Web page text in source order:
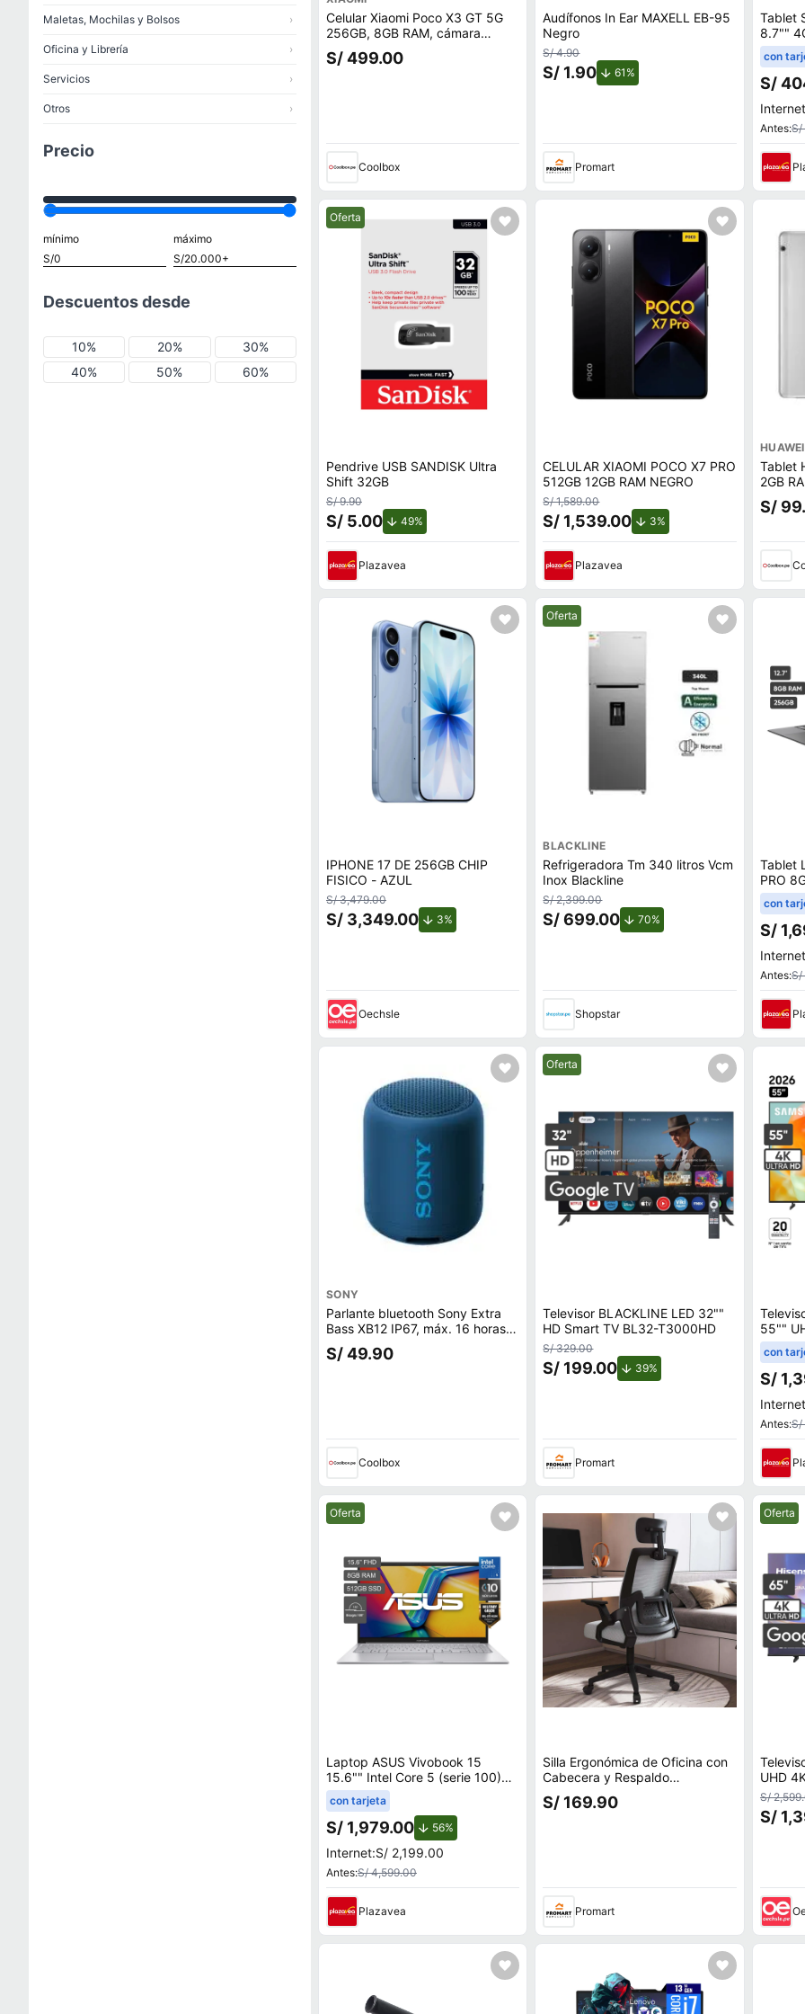
Maletas, Mochilas y Bolsos ›
Oficina y Librería ›
Servicios ›
Otros ›
Precio
mínimo máximo
Descuentos desde
10% 20%
30%
40%
50% 60%
Celular Xiaomi Poco X3 GT 5G
256GB, 8GB RAM, cámara
trasera 64MP y frontal 16MP,
6.6"", negro
S/ 499.00
Coolbox
Audífonos In Ear MAXELL EB-95
Negro
S/ 4.90
S/ 1.90 61%
Promart
Tablet
8.7""
con
S/
Antes:S/
Mejor precio.
Oferta
Pendrive USB SANDISK Ultra
Shift 32GB
S/ 9.90
S/ 5.00 49%de descuento.
Plazavea
CELULAR XIAOMI POCO X7 PRO
512GB 12GB RAM NEGRO
S/ 1,589.00
S/ 1,539.00 3%
Plazavea
HUAWEI
Tablet
2GB
S/
IPHONE 17 DE 256GB CHIP
FISICO - AZUL
S/ 3,479.00
S/ 3,349.00 3%de descuento.
Oechsle
Mejor precio.
Oferta
BLACKLINE
Refrigeradora Tm 340 litros Vcm
Inox Blackline
S/ 2,399.00
S/ 699.00 70%
Shopstar
Tablet
PRO
con
S/
Antes:S/
SONY
Parlante bluetooth Sony Extra
Bass XB12 IP67, máx. 16 horas,
azul
S/ 49.90
Coolbox
Mejor precio.
Oferta
Televisor BLACKLINE LED 32""
HD Smart TV BL32-T3000HD
S/ 329.00
S/ 199.00 39%
Promart
55""
Vision
con
S/
Antes:S/
Mejor precio.
Oferta
Laptop ASUS Vivobook 15
15.6"" Intel Core 5 (serie 100)
8GB 512GB SSD X1504VA-
BQ4451W
con tarjeta
S/ 1,979.00 56%de descuento.
Internet:S/ 2,199.00
Antes:S/ 4,599.00
Plazavea
Silla Ergonómica de Oficina con
Cabecera y Respaldo
Regulables Negro Gris
S/ 169.90
Promart
Mejor
Oferta
UHD
S/
S/